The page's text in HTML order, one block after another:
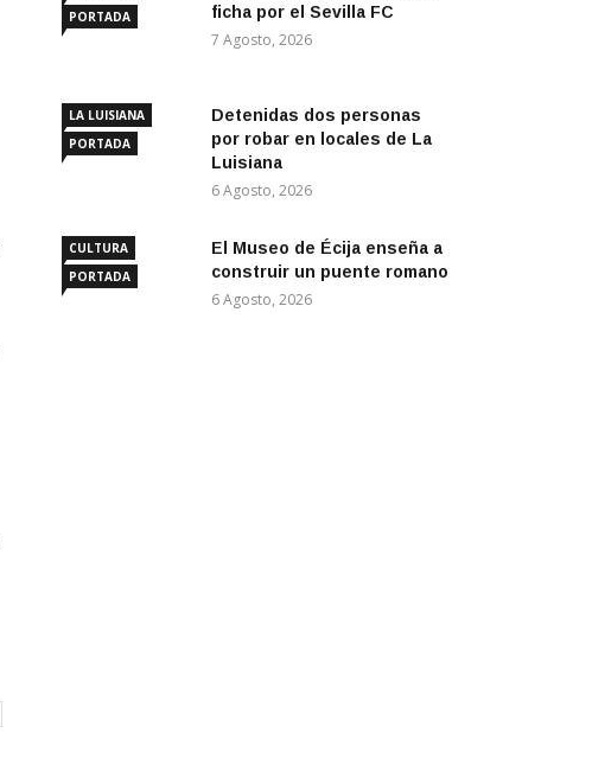
PORTADA
ficha por el Sevilla FC
7 Agosto, 2026
LA LUISIANA
PORTADA
Detenidas dos personas
por robar en locales de La
Luisiana
6 Agosto, 2026
CULTURA
PORTADA
El Museo de Écija enseña a
construir un puente romano
6 Agosto, 2026